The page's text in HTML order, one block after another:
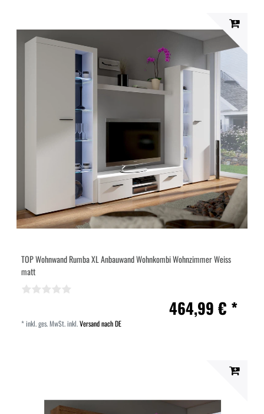
TOP Wohnwand Rumba XL Anbauwand Wohnkombi Wohnzimmer Weiss
matt
464,99 € *
*inkl. ges. MwSt.inkl.Versand nach DE